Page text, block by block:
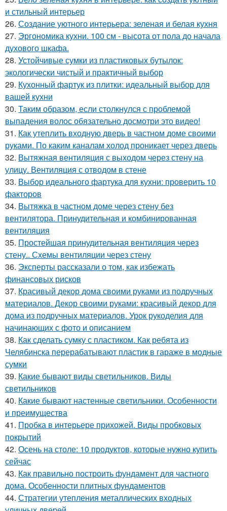
и стильный интерьер
26. Создание уютного интерьера: зеленая и белая кухня
27. Эргономика кухни. 100 см - высота от пола до начала
духового шкафа.
28. Устойчивые сумки из пластиковых бутылок:
экологически чистый и практичный выбор
29. Кухонный фартук из плитки: идеальный выбор для
вашей кухни
30. Таким образом, если столкнулся с проблемой
выпадения волос обязательно досмотри это видео!
31. Как утеплить входную дверь в частном доме своими
руками. По каким каналам холод проникает через дверь
32. Вытяжная вентиляция с выходом через стену на
улицу. Вентиляция с отводом в стене
33. Выбор идеального фартука для кухни: проверить 10
факторов
34. Вытяжка в частном доме через стену без
вентилятора. Принудительная и комбинированная
вентиляция
35. Простейшая принудительная вентиляция через
стену.. Схемы вентиляции через стену
36. Эксперты рассказали о том, как избежать
финансовых рисков
37. Красивый декор дома своими руками из подручных
материалов. Декор своими руками: красивый декор для
дома из подручных материалов. Урок рукоделия для
начинающих с фото и описанием
38. Как сделать сумку с пластиком. Как ребята из
Челябинска перерабатывают пластик в гараже в модные
сумки
39. Какие бывают виды светильников. Виды
светильников
40. Какие бывают настенные светильники. Особенности
и преимущества
41. Пробка в интерьере прихожей. Виды пробковых
покрытий
42. Осень на столе: 10 продуктов, которые нужно купить
сейчас
43. Как правильно построить фундамент для частного
дома. Особенности плитных фундаментов
44. Стратегии утепления металлических входных